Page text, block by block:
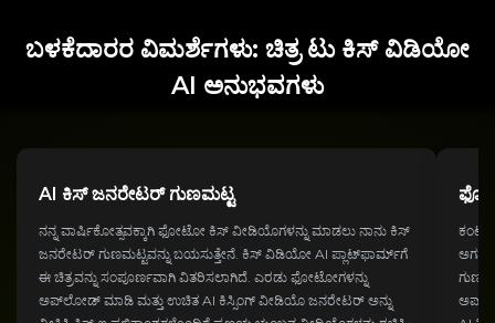
ಬಳಕೆದಾರರ ವಿಮರ್ಶೆಗಳು: ಚಿತ್ರ ಟು ಕಿಸ್ ವಿಡಿಯೋ
AI ಅನುಭವಗಳು
AI ಕಿಸ್ ಜನರೇಟರ್ ಗುಣಮಟ್ಟ
ನನ್ನ ವಾರ್ಷಿಕೋತ್ಸವಕ್ಕಾಗಿ ಫೋಟೋ ಕಿಸ್ ವೀಡಿಯೊಗಳನ್ನು ಮಾಡಲು ನಾನು ಕಿಸ್
ಜನರೇಟರ್ ಗುಣಮಟ್ಟವನ್ನು ಬಯಸುತ್ತೇನೆ. ಕಿಸ್ ವಿಡಿಯೋ AI ಪ್ಲಾಟ್‌ಫಾರ್ಮ್‌ಗೆ
ಈ ಚಿತ್ರವನ್ನು ಸಂಪೂರ್ಣವಾಗಿ ವಿತರಿಸಲಾಗಿದೆ. ಎರಡು ಫೋಟೋಗಳನ್ನು
ಅಪ್‌ಲೋಡ್ ಮಾಡಿ ಮತ್ತು ಉಚಿತ AI ಕಿಸ್ಸಿಂಗ್ ವೀಡಿಯೊ ಜನರೇಟರ್ ಅನ್ನು